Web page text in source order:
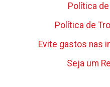
Política
Política de
Evite gastos nas
Seja um